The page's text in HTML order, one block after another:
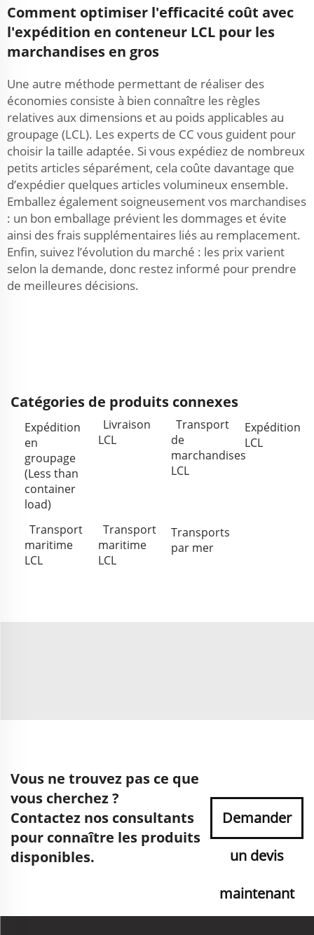
Comment optimiser l'efficacité coût avec
l'expédition en conteneur LCL pour les
marchandises en gros
Une autre méthode permettant de réaliser des
économies consiste à bien connaître les règles
relatives aux dimensions et au poids applicables au
groupage (LCL). Les experts de CC vous guident pour
choisir la taille adaptée. Si vous expédiez de nombreux
petits articles séparément, cela coûte davantage que
d’expédier quelques articles volumineux ensemble.
Emballez également soigneusement vos marchandises
: un bon emballage prévient les dommages et évite
ainsi des frais supplémentaires liés au remplacement.
Enfin, suivez l’évolution du marché : les prix varient
selon la demande, donc restez informé pour prendre
de meilleures décisions.
Catégories de produits connexes
Expédition
en
groupage
(Less than
container
load)
Livraison
LCL
Transport
de
marchandises
LCL
Expédition
LCL
Transport
maritime
LCL
Transport
maritime
LCL
Transports
par mer
Vous ne trouvez pas ce que
vous cherchez ?
Contactez nos consultants
pour connaître les produits
disponibles.
Demander
un devis
maintenant